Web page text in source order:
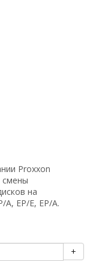
Proxxon
смены
на
EP/E, EP/A.
+